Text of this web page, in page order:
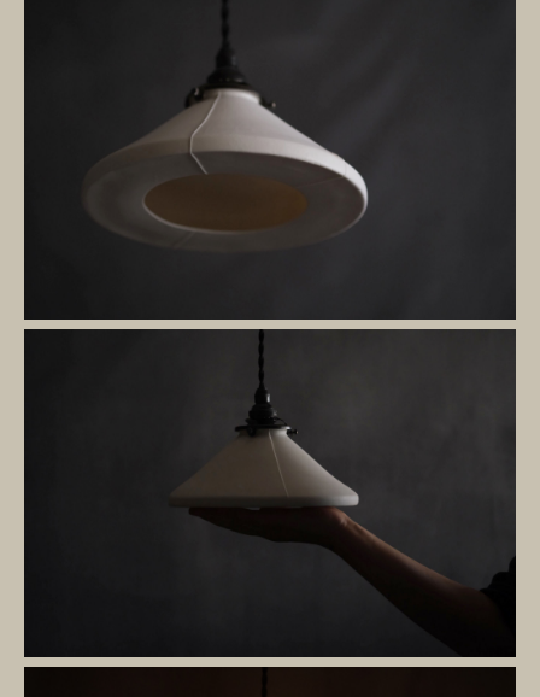
お問い合わせ